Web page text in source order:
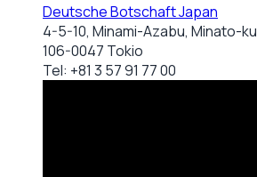
Deutsche Botschaft Japan
4-5-10, Minami-Azabu, Minato-ku
106-0047 Tokio
Tel: +81 3 57 91 77 00